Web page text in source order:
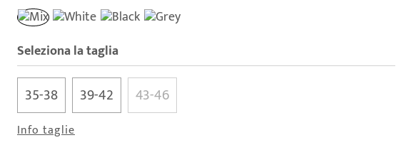
Seleziona la taglia
35-38 39-42 43-46
Info taglie